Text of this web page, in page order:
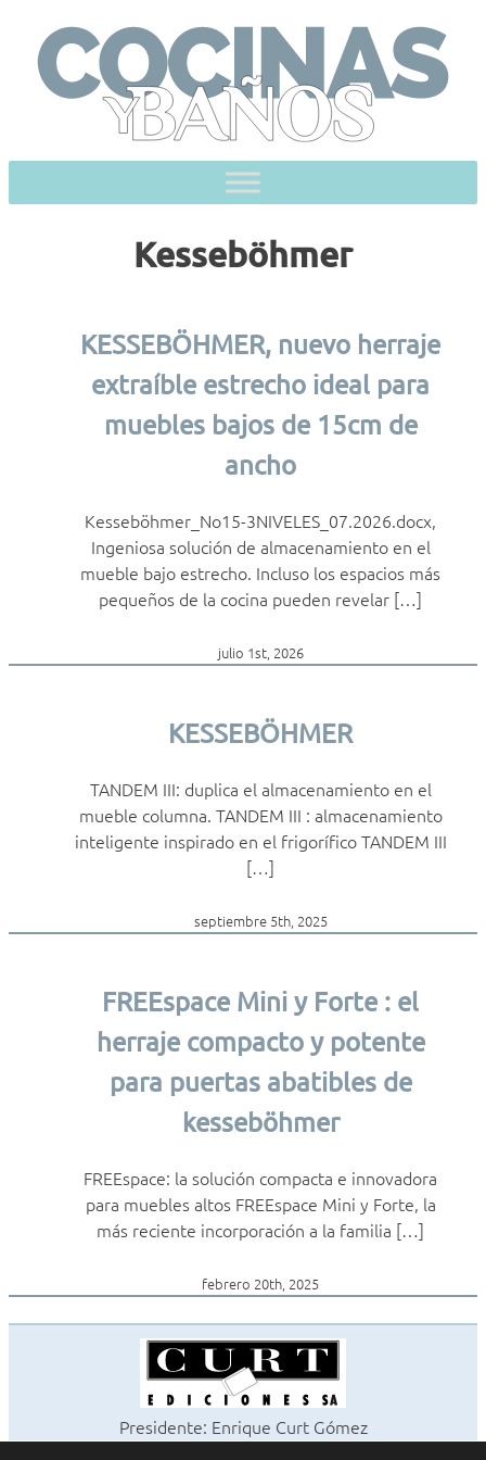
content
Kesseböhmer
KESSEBÖHMER, nuevo herraje
extraíble estrecho ideal para
muebles bajos de 15cm de
ancho
Kesseböhmer_No15-3NIVELES_07.2026.docx,
Ingeniosa solución de almacenamiento en el
mueble bajo estrecho. Incluso los espacios más
pequeños de la cocina pueden revelar […]
julio 1st, 2026
KESSEBÖHMER
TANDEM III: duplica el almacenamiento en el
mueble columna. TANDEM III : almacenamiento
inteligente inspirado en el frigorífico TANDEM III
[…]
septiembre 5th, 2025
FREEspace Mini y Forte : el
herraje compacto y potente
para puertas abatibles de
kesseböhmer
FREEspace: la solución compacta e innovadora
para muebles altos FREEspace Mini y Forte, la
más reciente incorporación a la familia […]
febrero 20th, 2025
Presidente: Enrique Curt Gómez